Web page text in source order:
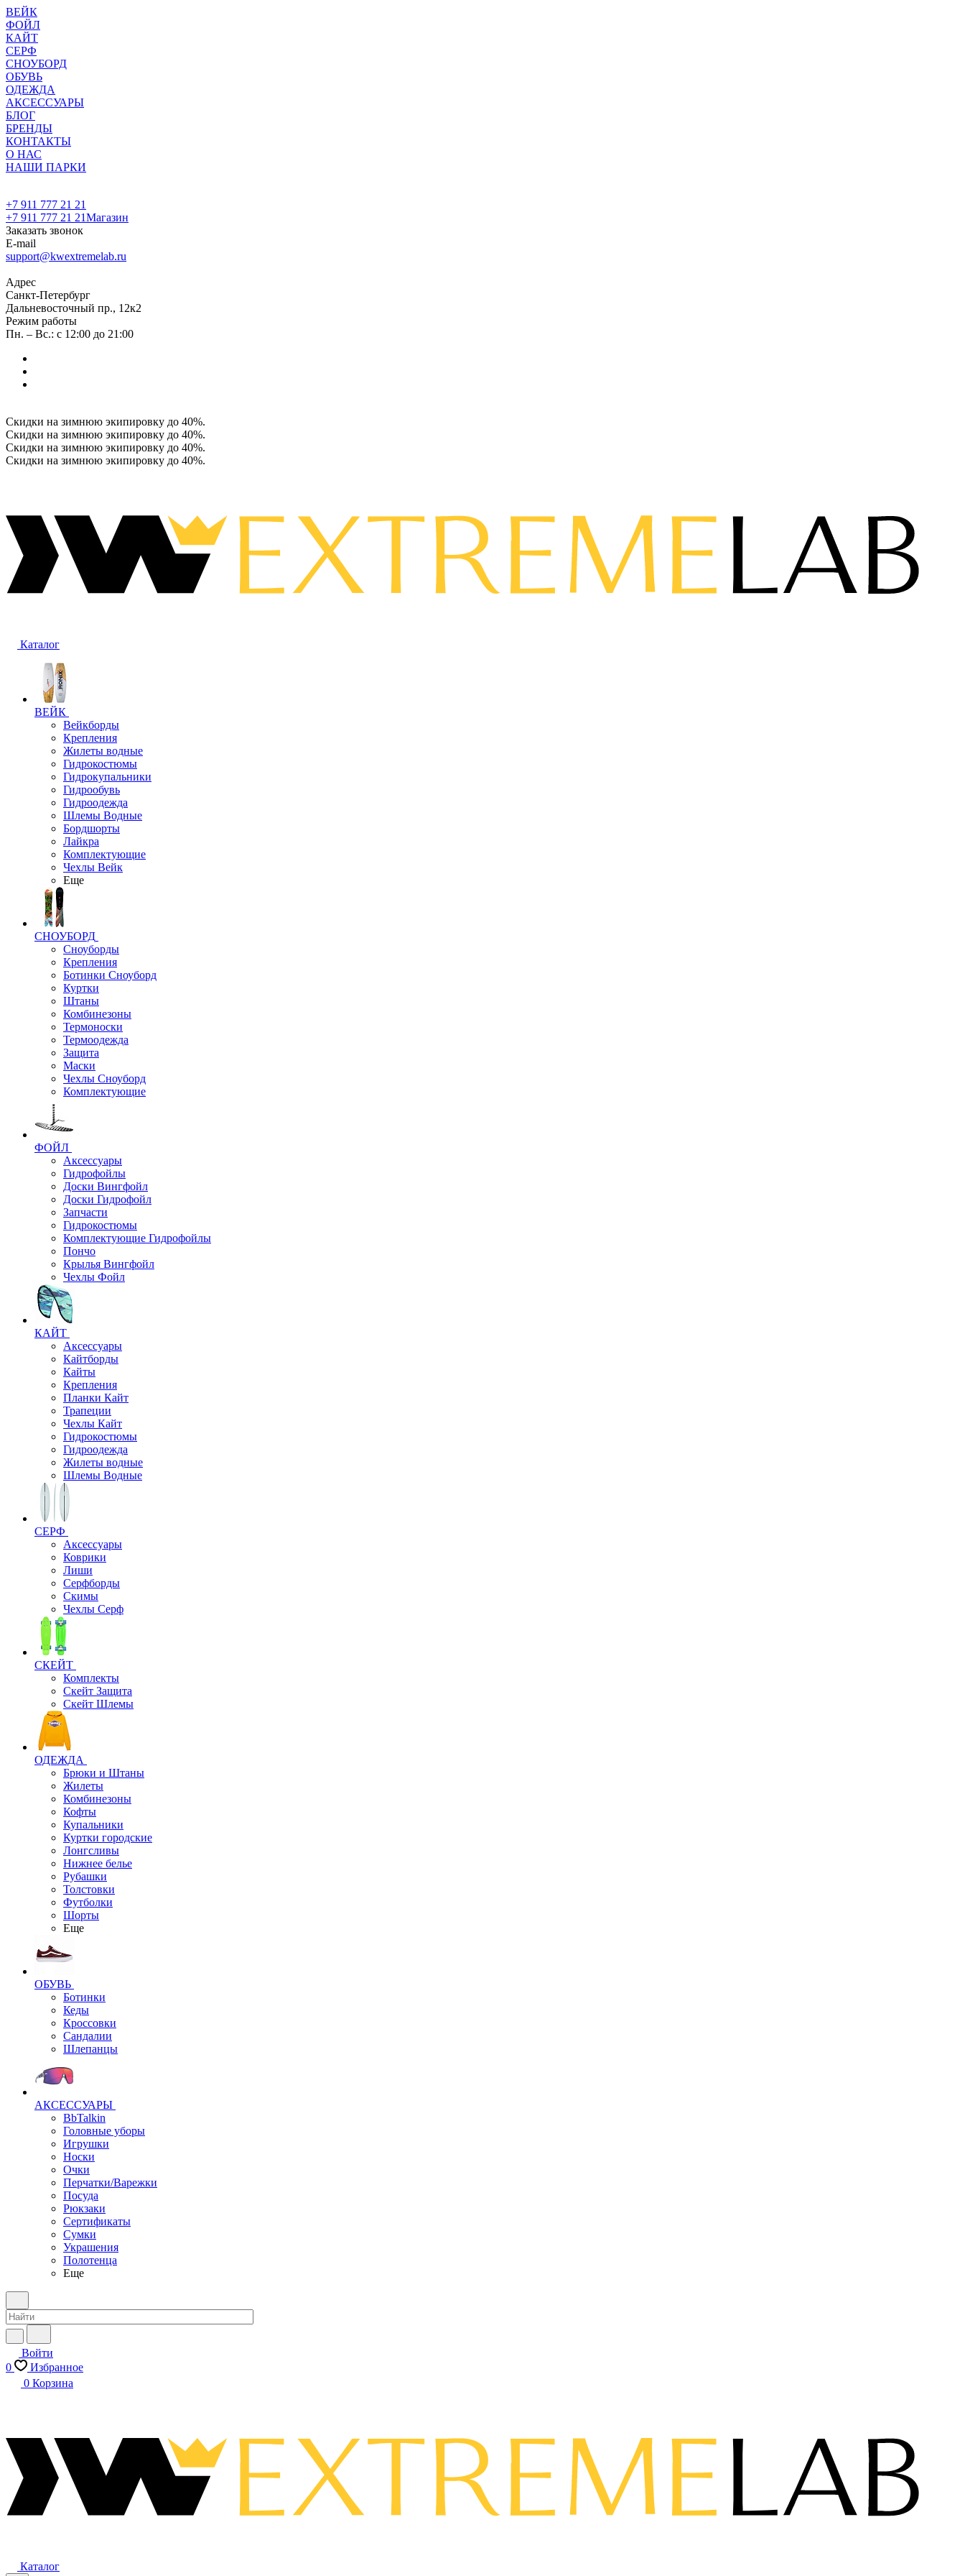
ВЕЙК
ФОЙЛ
КАЙТ
СЕРФ
СНОУБОРД
ОБУВЬ
ОДЕЖДА
АКСЕССУАРЫ
БЛОГ
БРЕНДЫ
КОНТАКТЫ
О НАС
НАШИ ПАРКИ
+7 911 777 21 21
+7 911 777 21 21Магазин
Заказать звонок
E-mail
support@kwextremelab.ru
Адрес
Санкт-Петербург
Дальневосточный пр., 12к2
Режим работы
Пн. – Вс.: с 12:00 до 21:00
Скидки на зимнюю экипировку до 40%.
Скидки на зимнюю экипировку до 40%.
Скидки на зимнюю экипировку до 40%.
Скидки на зимнюю экипировку до 40%.
Каталог
ВЕЙК
Вейкборды
Крепления
Жилеты водные
Гидрокостюмы
Гидрокупальники
Гидрообувь
Гидроодежда
Шлемы Водные
Бордшорты
Лайкра
Комплектующие
Чехлы Вейк
Еще
СНОУБОРД
Сноуборды
Крепления
Ботинки Сноуборд
Куртки
Штаны
Комбинезоны
Термоноски
Термоодежда
Защита
Маски
Чехлы Сноуборд
Комплектующие
ФОЙЛ
Аксессуары
Гидрофойлы
Доски Вингфойл
Доски Гидрофойл
Запчасти
Гидрокостюмы
Комплектующие Гидрофойлы
Пончо
Крылья Вингфойл
Чехлы Фойл
КАЙТ
Аксессуары
Кайтборды
Кайты
Крепления
Планки Кайт
Трапеции
Чехлы Кайт
Гидрокостюмы
Гидроодежда
Жилеты водные
Шлемы Водные
СЕРФ
Аксессуары
Коврики
Лиши
Серфборды
Скимы
Чехлы Cерф
СКЕЙТ
Комплекты
Скейт Защита
Скейт Шлемы
ОДЕЖДА
Брюки и Штаны
Жилеты
Комбинезоны
Кофты
Купальники
Куртки городские
Лонгсливы
Нижнее белье
Рубашки
Толстовки
Футболки
Шорты
Еще
ОБУВЬ
Ботинки
Кеды
Кроссовки
Сандалии
Шлепанцы
АКСЕССУАРЫ
BbTalkin
Головные уборы
Игрушки
Носки
Очки
Перчатки/Варежки
Посуда
Рюкзаки
Сертификаты
Сумки
Украшения
Полотенца
Еще
Войти
0
Избранное
0 Корзина
Каталог